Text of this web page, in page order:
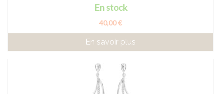
En stock
40,00 €
En savoir plus